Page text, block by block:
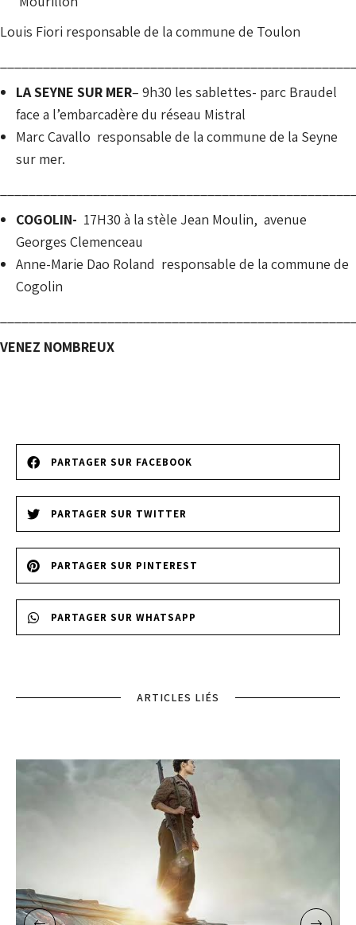
Louis Fiori responsable de la commune de Toulon
LA SEYNE SUR MER– 9h30 les sablettes- parc Braudel
face a l’embarcadère du réseau Mistral
Marc Cavallo responsable de la commune de la Seyne
sur mer.
COGOLIN- 17H30 à la stèle Jean Moulin, avenue
Georges Clemenceau
Anne-Marie Dao Roland responsable de la commune de
Cogolin
VENEZ NOMBREUX
PARTAGER SUR FACEBOOK
PARTAGER SUR TWITTER
PARTAGER SUR PINTEREST
PARTAGER SUR WHATSAPP
ARTICLES LIÉS